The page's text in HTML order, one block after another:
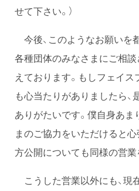
せて下さい。）
今後、このようなお願いを
各種団体のみなさまにご相
えております。もしフェイ
も心当たりがありましたら
ありがたいです。僕自身あま
まのご協力をいただけると心
方公開についても同様の営業
こうした営業以外にも、現